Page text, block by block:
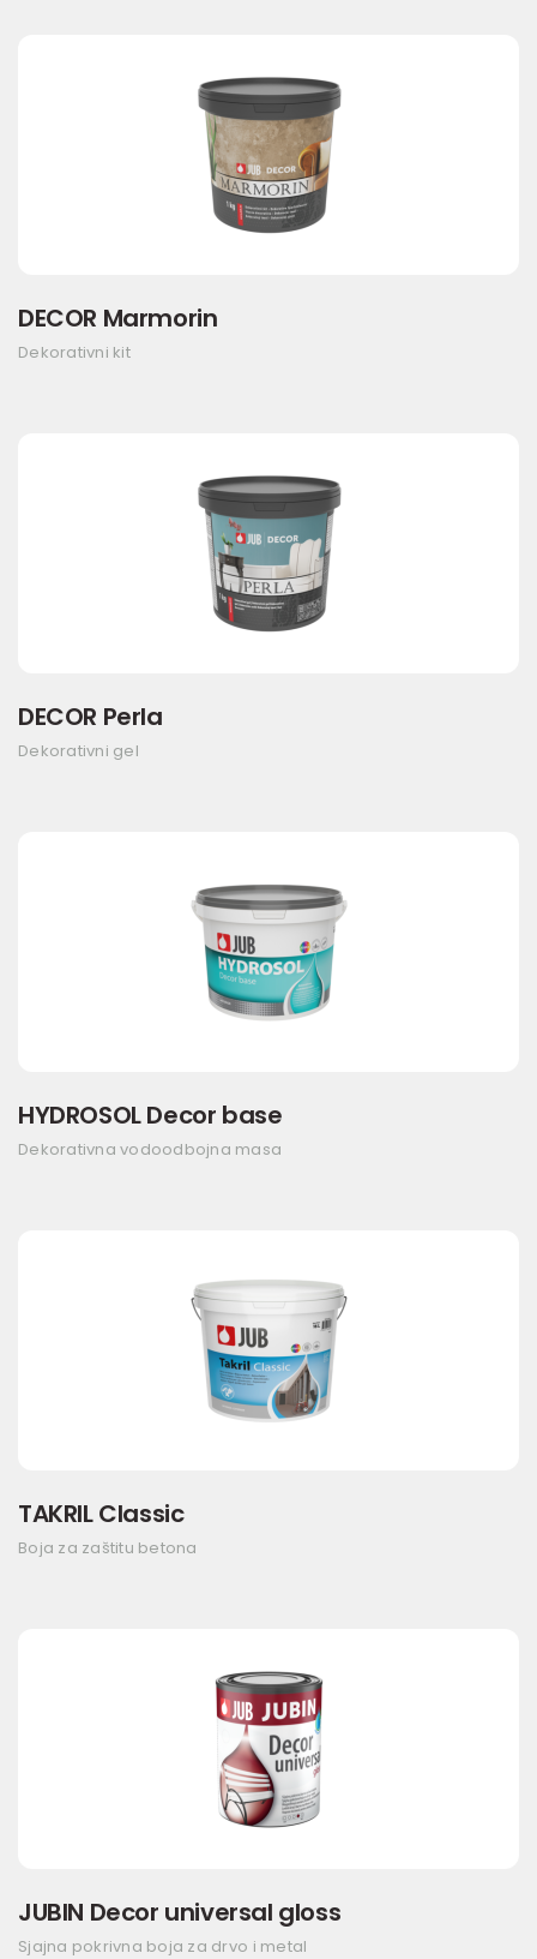
DECOR Marmorin
Dekorativni kit
DECOR Perla
Dekorativni gel
HYDROSOL Decor base
Dekorativna vodoodbojna masa
TAKRIL Classic
Boja za zaštitu betona
JUBIN Decor universal gloss
Sjajna pokrivna boja za drvo i metal